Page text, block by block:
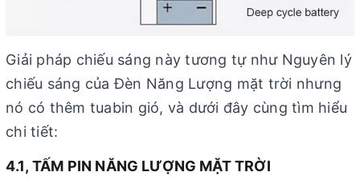
Giải pháp chiếu sáng này tương tự như Nguyên lý
chiếu sáng của Đèn Năng Lượng mặt trời nhưng
nó có thêm tuabin gió, và dưới đây cùng tìm hiểu
chi tiết:
4.1, TẤM PIN NĂNG LƯỢNG MẶT TRỜI